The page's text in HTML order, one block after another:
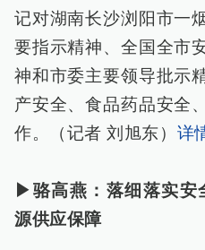
记对湖南长沙浏阳市一
要指示精神、全国全市
神和市委主要领导批示
产安全、食品药品安全
作。（记者 刘旭东） 详
▶骆高燕：落细落实安
源供应保障